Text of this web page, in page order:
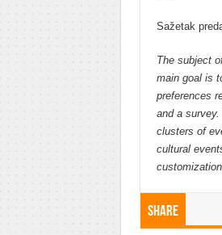
Sažetak
The subject
main goal is
preferences
and a
clusters of
cultural
Share